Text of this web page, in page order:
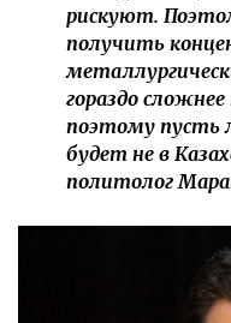
рискуют.
получить
гораздо
поэтому пусть
будет не в
политолог